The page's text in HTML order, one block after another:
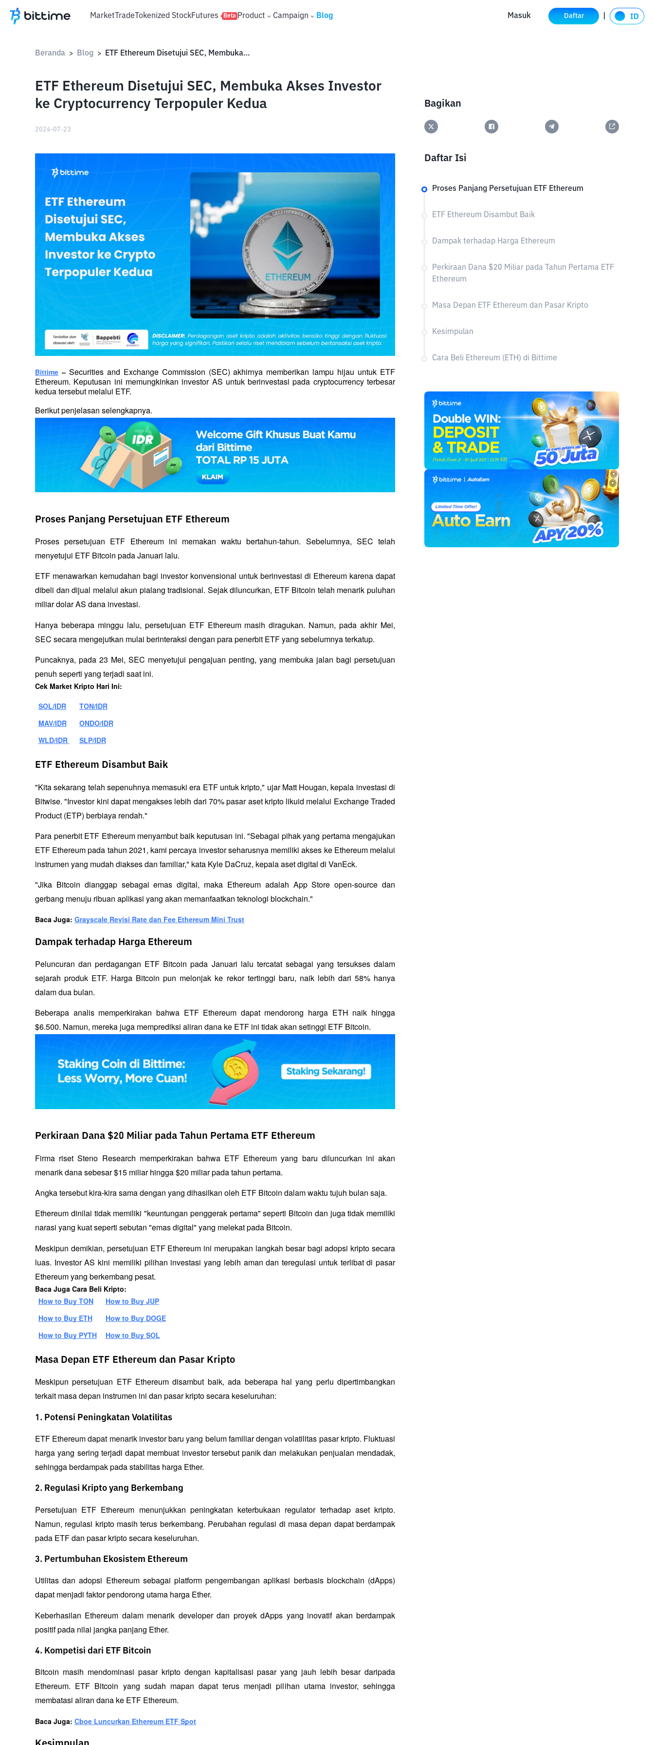
MarketTradeTokenized StockFutures Beta Product Campaign Blog Masuk Daftar
Beranda > Blog > ETF Ethereum Disetujui SEC, Membuka Akses Investor ke Cryptocurrency Terpopuler Kedua
ETF Ethereum Disetujui SEC, Membuka Akses Investor
ke Cryptocurrency Terpopuler Kedua
2024-07-23
Bittime – Securities and Exchange Commission (SEC) akhirnya memberikan lampu hijau untuk ETF
Ethereum. Keputusan ini memungkinkan investor AS untuk berinvestasi pada cryptocurrency terbesar
kedua tersebut melalui ETF.
Berikut penjelasan selengkapnya.
Proses Panjang Persetujuan ETF Ethereum
Proses persetujuan ETF Ethereum ini memakan waktu bertahun-tahun. Sebelumnya, SEC telah
menyetujui ETF Bitcoin pada Januari lalu.
ETF menawarkan kemudahan bagi investor konvensional untuk berinvestasi di Ethereum karena dapat
dibeli dan dijual melalui akun pialang tradisional. Sejak diluncurkan, ETF Bitcoin telah menarik puluhan
miliar dolar AS dana investasi.
Hanya beberapa minggu lalu, persetujuan ETF Ethereum masih diragukan. Namun, pada akhir Mei,
SEC secara mengejutkan mulai berinteraksi dengan para penerbit ETF yang sebelumnya terkatup.
Puncaknya, pada 23 Mei, SEC menyetujui pengajuan penting, yang membuka jalan bagi persetujuan
penuh seperti yang terjadi saat ini.
Cek Market Kripto Hari Ini:
SOL/IDR
TON/IDR
MAV/IDR
ONDO/IDR
WLD/IDR
SLP/IDR
ETF Ethereum Disambut Baik
"Kita sekarang telah sepenuhnya memasuki era ETF untuk kripto," ujar Matt Hougan, kepala investasi di
Bitwise. "Investor kini dapat mengakses lebih dari 70% pasar aset kripto likuid melalui Exchange Traded
Product (ETP) berbiaya rendah."
Para penerbit ETF Ethereum menyambut baik keputusan ini. "Sebagai pihak yang pertama mengajukan
ETF Ethereum pada tahun 2021, kami percaya investor seharusnya memiliki akses ke Ethereum melalui
instrumen yang mudah diakses dan familiar," kata Kyle DaCruz, kepala aset digital di VanEck.
"Jika Bitcoin dianggap sebagai emas digital, maka Ethereum adalah App Store open-source dan
gerbang menuju ribuan aplikasi yang akan memanfaatkan teknologi blockchain."
Baca Juga: Grayscale Revisi Rate dan Fee Ethereum Mini Trust
Dampak terhadap Harga Ethereum
Peluncuran dan perdagangan ETF Bitcoin pada Januari lalu tercatat sebagai yang tersukses dalam
sejarah produk ETF. Harga Bitcoin pun melonjak ke rekor tertinggi baru, naik lebih dari 58% hanya
dalam dua bulan.
Beberapa analis memperkirakan bahwa ETF Ethereum dapat mendorong harga ETH naik hingga
$6.500. Namun, mereka juga memprediksi aliran dana ke ETF ini tidak akan setinggi ETF Bitcoin.
Perkiraan Dana $20 Miliar pada Tahun Pertama ETF Ethereum
Firma riset Steno Research memperkirakan bahwa ETF Ethereum yang baru diluncurkan ini akan
menarik dana sebesar $15 miliar hingga $20 miliar pada tahun pertama.
Angka tersebut kira-kira sama dengan yang dihasilkan oleh ETF Bitcoin dalam waktu tujuh bulan saja.
Ethereum dinilai tidak memiliki "keuntungan penggerak pertama" seperti Bitcoin dan juga tidak memiliki
narasi yang kuat seperti sebutan "emas digital" yang melekat pada Bitcoin.
Meskipun demikian, persetujuan ETF Ethereum ini merupakan langkah besar bagi adopsi kripto secara
luas. Investor AS kini memiliki pilihan investasi yang lebih aman dan teregulasi untuk terlibat di pasar
Ethereum yang berkembang pesat.
Baca Juga Cara Beli Kripto:
How to Buy TON
How to Buy JUP
How to Buy ETH
How to Buy DOGE
How to Buy PYTH
How to Buy SOL
Masa Depan ETF Ethereum dan Pasar Kripto
Meskipun persetujuan ETF Ethereum disambut baik, ada beberapa hal yang perlu dipertimbangkan
terkait masa depan instrumen ini dan pasar kripto secara keseluruhan:
1. Potensi Peningkatan Volatilitas
ETF Ethereum dapat menarik investor baru yang belum familiar dengan volatilitas pasar kripto. Fluktuasi
harga yang sering terjadi dapat membuat investor tersebut panik dan melakukan penjualan mendadak,
sehingga berdampak pada stabilitas harga Ether.
2. Regulasi Kripto yang Berkembang
Persetujuan ETF Ethereum menunjukkan peningkatan keterbukaan regulator terhadap aset kripto.
Namun, regulasi kripto masih terus berkembang. Perubahan regulasi di masa depan dapat berdampak
pada ETF dan pasar kripto secara keseluruhan.
3. Pertumbuhan Ekosistem Ethereum
Utilitas dan adopsi Ethereum sebagai platform pengembangan aplikasi berbasis blockchain (dApps)
dapat menjadi faktor pendorong utama harga Ether.
Keberhasilan Ethereum dalam menarik developer dan proyek dApps yang inovatif akan berdampak
positif pada nilai jangka panjang Ether.
4. Kompetisi dari ETF Bitcoin
Bitcoin masih mendominasi pasar kripto dengan kapitalisasi pasar yang jauh lebih besar daripada
Ethereum. ETF Bitcoin yang sudah mapan dapat terus menjadi pilihan utama investor, sehingga
membatasi aliran dana ke ETF Ethereum.
Baca Juga: Cboe Luncurkan Ethereum ETF Spot
Bagikan
Daftar Isi
Proses Panjang Persetujuan ETF Ethereum
ETF Ethereum Disambut Baik
Dampak terhadap Harga Ethereum
Perkiraan Dana $20 Miliar pada Tahun Pertama ETF
Ethereum
Masa Depan ETF Ethereum dan Pasar Kripto
Kesimpulan
Cara Beli Ethereum (ETH) di Bittime